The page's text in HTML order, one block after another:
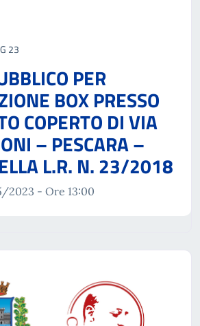
23
PER
BOX PRESSO
COPERTO DI VIA
– PESCARA –
L.R. N. 23/2018
2023 - Ore 13:00